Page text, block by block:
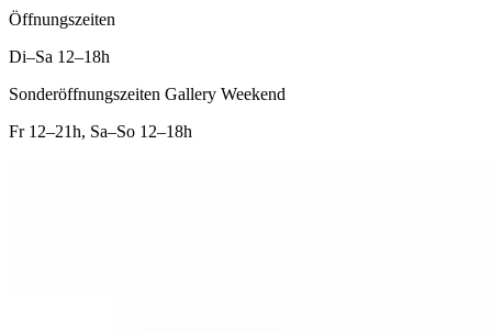
Öffnungszeiten
Di–Sa 12–18h
Sonderöffnungszeiten Gallery Weekend
Fr 12–21h, Sa–So 12–18h